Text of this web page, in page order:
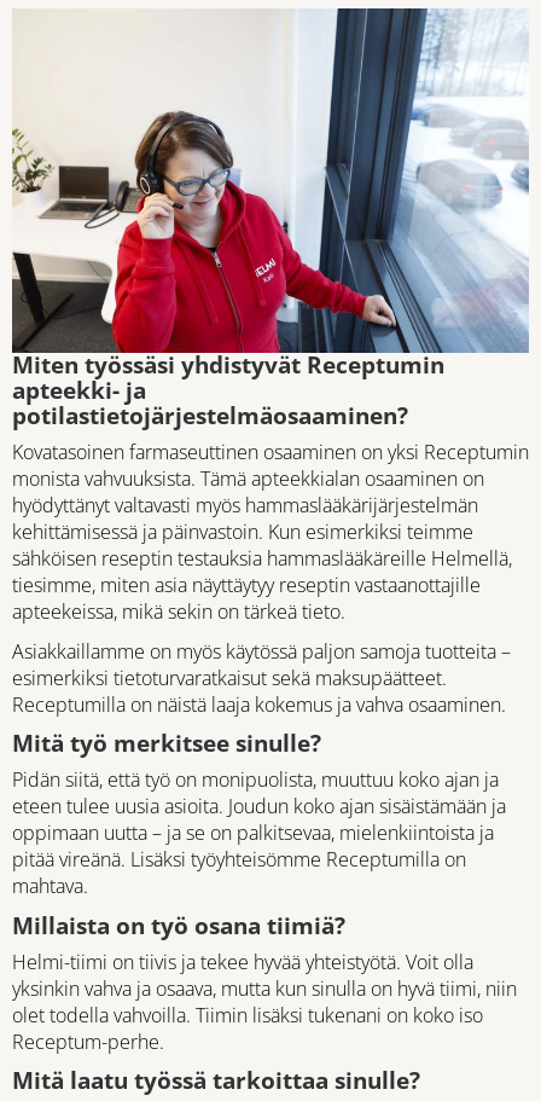
Miten työssäsi yhdistyvät Receptumin
apteekki- ja
potilastietojärjestelmäosaaminen?
Kovatasoinen farmaseuttinen osaaminen on yksi Receptumin
monista vahvuuksista. Tämä apteekkialan osaaminen on
hyödyttänyt valtavasti myös hammaslääkärijärjestelmän
kehittämisessä ja päinvastoin. Kun esimerkiksi teimme
sähköisen reseptin testauksia hammaslääkäreille Helmellä,
tiesimme, miten asia näyttäytyy reseptin vastaanottajille
apteekeissa, mikä sekin on tärkeä tieto.
Asiakkaillamme on myös käytössä paljon samoja tuotteita –
esimerkiksi tietoturvaratkaisut sekä maksupäätteet.
Receptumilla on näistä laaja kokemus ja vahva osaaminen.
Mitä työ merkitsee sinulle?
Pidän siitä, että työ on monipuolista, muuttuu koko ajan ja
eteen tulee uusia asioita. Joudun koko ajan sisäistämään ja
oppimaan uutta – ja se on palkitsevaa, mielenkiintoista ja
pitää vireänä. Lisäksi työyhteisömme Receptumilla on
mahtava.
Millaista on työ osana tiimiä?
Helmi-tiimi on tiivis ja tekee hyvää yhteistyötä. Voit olla
yksinkin vahva ja osaava, mutta kun sinulla on hyvä tiimi, niin
olet todella vahvoilla. Tiimin lisäksi tukenani on koko iso
Receptum-perhe.
Mitä laatu työssä tarkoittaa sinulle?